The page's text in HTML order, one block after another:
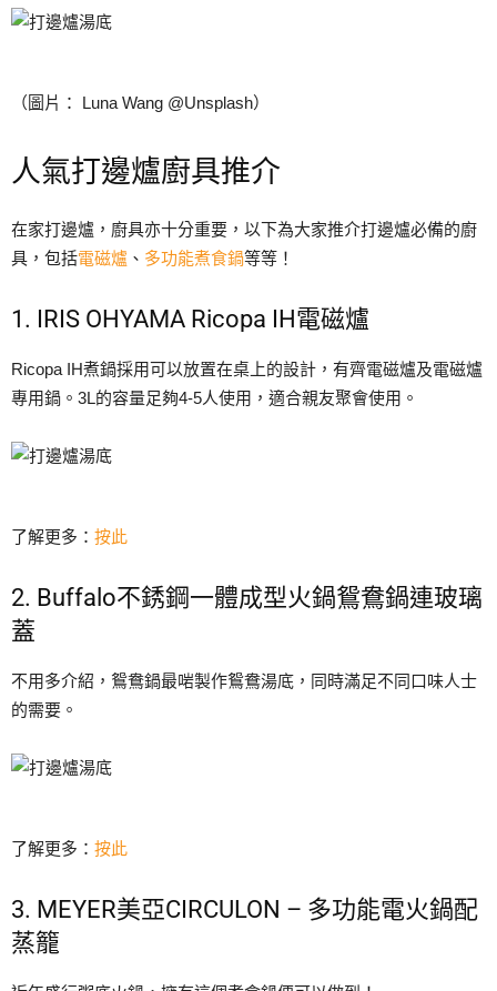
（圖片： Luna Wang @Unsplash）
人氣打邊爐廚具推介
在家打邊爐，廚具亦十分重要，以下為大家推介打邊爐必備的廚
具，包括電磁爐 、 多功能煮食鍋等等！
1. IRIS OHYAMA Ricopa IH電磁爐
Ricopa IH煮鍋採用可以放置在桌上的設計，有齊電磁爐及電磁爐
專用鍋。3L的容量足夠4-5人使用，適合親友聚會使用。
了解更多： 按此
2. Buffalo不銹鋼一體成型火鍋鴛鴦鍋連玻璃
蓋
不用多介紹，鴛鴦鍋最啱製作鴛鴦湯底，同時滿足不同口味人士
的需要。
了解更多： 按此
3. MEYER美亞CIRCULON – 多功能電火鍋配
蒸籠